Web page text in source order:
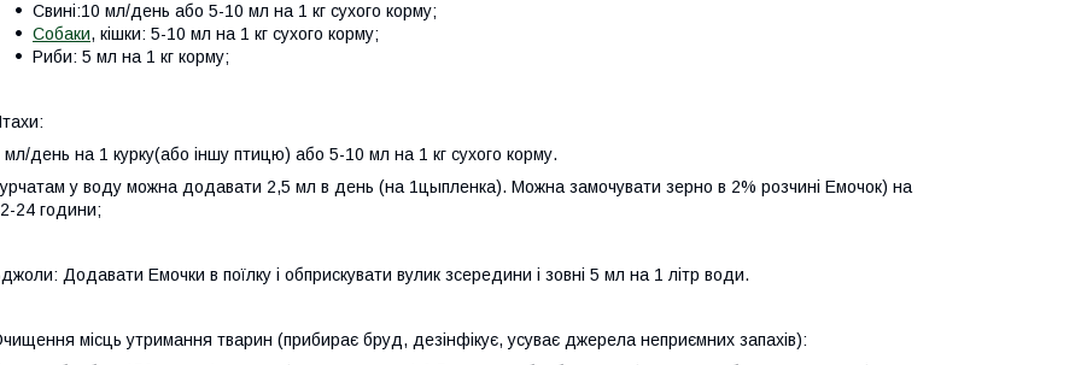
Свині:10 мл/день або 5-10 мл на 1 кг сухого корму;
Собаки, кішки: 5-10 мл на 1 кг сухого корму;
Риби: 5 мл на 1 кг корму;
мл/день на 1 курку(або іншу птицю) або 5-10 мл на 1 кг сухого корму.
у воду можна додавати 2,5 мл в день (на 1цыпленка). Можна замочувати зерно в 2% розчині Емочок) на
24 години;
Додавати Емочки в поїлку і обприскувати вулик зсередини і зовні 5 мл на 1 літр води.
місць утримання тварин (прибирає бруд, дезінфікує, усуває джерела неприємних запахів):